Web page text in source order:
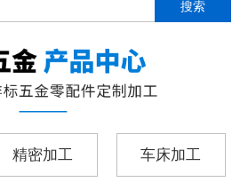
精密加工 车床加工